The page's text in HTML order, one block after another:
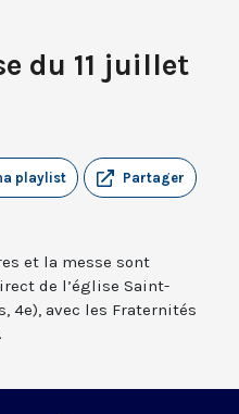
du 11 juillet
Partager
playlist
et la messe sont
de l’église Saint-
4e), avec les Fraternités